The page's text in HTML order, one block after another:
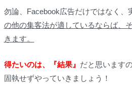
勿論、Facebook広告だけではなく、
の他の集客法が適しているならば、
きます。
得たいのは、『結果』 だと思います
固執せずやっていきましょう！